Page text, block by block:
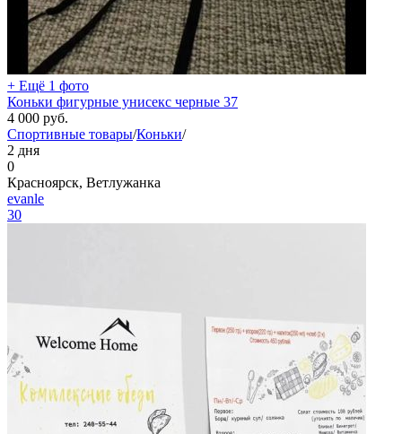
+ Ещё 1 фото
Коньки фигурные унисекс черные 37
4 000 руб.
Спортивные товары/Коньки/
2 дня
0
Красноярск, Ветлужанка
evanle
30